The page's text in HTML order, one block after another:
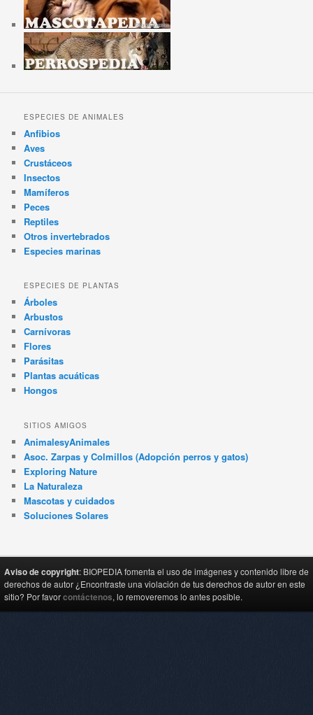
ESPECIES DE ANIMALES
Anfibios
Aves
Crustáceos
Insectos
Mamíferos
Peces
Reptiles
Otros invertebrados
Especies marinas
ESPECIES DE PLANTAS
Árboles
Arbustos
Carnívoras
Flores
Parásitas
Plantas acuáticas
Hongos
SITIOS AMIGOS
AnimalesyAnimales
Asoc. Zarpas y Colmillos (Adopción perros y gatos)
Exploring Nature
La Naturaleza
Mascotas y cuidados
Soluciones Solares
Aviso de copyright: BIOPEDIA fomenta el uso de imágenes y contenido libre de
derechos de autor ¿Encontraste una violación de tus derechos de autor en este
sitio? Por favorcontáctenos, lo removeremos lo antes posible.